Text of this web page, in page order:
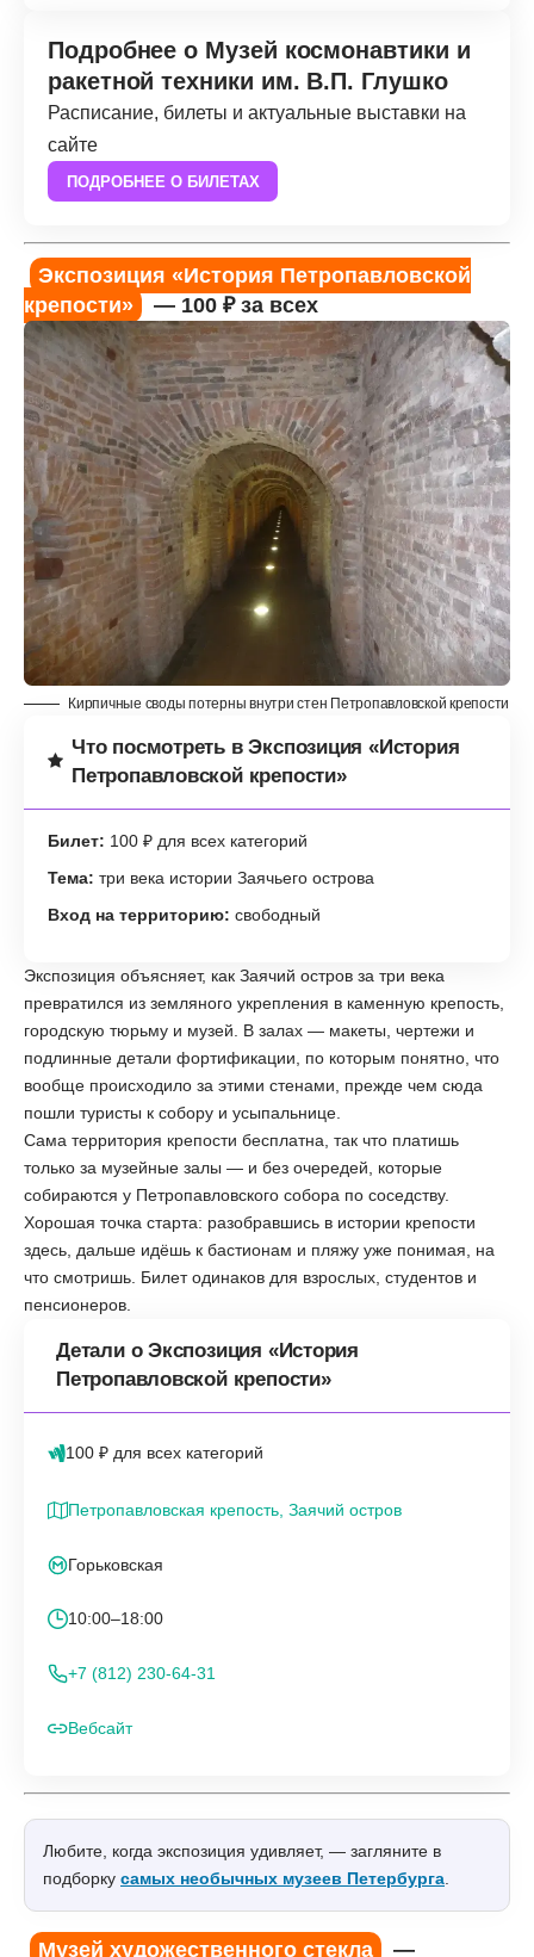
Подробнее о Музей космонавтики и
ракетной техники им. В.П. Глушко
Расписание, билеты и актуальные выставки на
сайте
ПОДРОБНЕЕ О БИЛЕТАХ
Экспозиция «История Петропавловской
крепости»
— 100 ₽ за всех
Кирпичные своды потерны внутри стен Петропавловской крепости
Что посмотреть в Экспозиция «История
Петропавловской крепости»
Билет: 100 ₽ для всех категорий
Тема: три века истории Заячьего острова
Вход на территорию: свободный
Экспозиция объясняет, как Заячий остров за три века
превратился из земляного укрепления в каменную крепость,
городскую тюрьму и музей. В залах — макеты, чертежи и
подлинные детали фортификации, по которым понятно, что
вообще происходило за этими стенами, прежде чем сюда
пошли туристы к собору и усыпальнице.
Сама территория крепости бесплатна, так что платишь
только за музейные залы — и без очередей, которые
собираются у Петропавловского собора по соседству.
Хорошая точка старта: разобравшись в истории крепости
здесь, дальше идёшь к бастионам и пляжу уже понимая, на
что смотришь. Билет одинаков для взрослых, студентов и
пенсионеров.
Детали о Экспозиция «История
Петропавловской крепости»
100 ₽ для всех категорий
Петропавловская крепость, Заячий остров
Горьковская
10:00–18:00
+7 (812) 230-64-31
Вебсайт
Любите, когда экспозиция удивляет, — загляните в
подборку самых необычных музеев Петербурга
Музей художественного стекла —